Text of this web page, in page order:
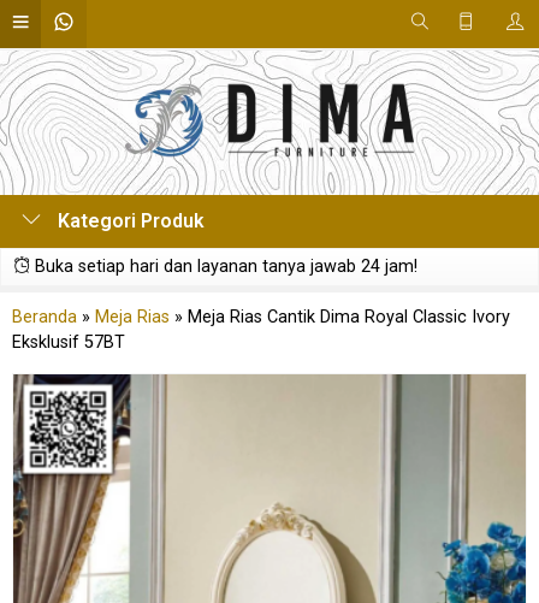
Kategori Produk
Buka setiap hari dan layanan tanya jawab 24 jam!
Beranda » Meja Rias » Meja Rias Cantik Dima Royal Classic Ivory
Eksklusif 57BT